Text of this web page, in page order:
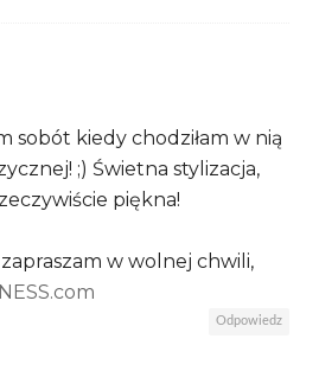
sobót kiedy chodziłam w nią
;) Świetna stylizacja,
piękna!
w wolnej chwili,
Odpowiedz